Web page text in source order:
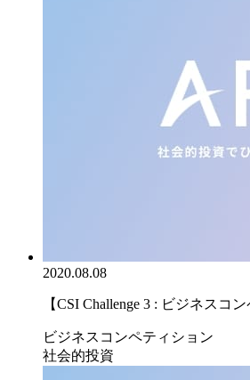
2020.08.08
【CSI Challenge 3 : ビジネスコ
ビジネスコンペティション
社会的投資